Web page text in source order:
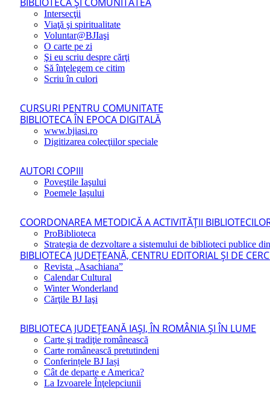
Intersecţii
Viaţă şi spiritualitate
Voluntar@BJIaşi
O carte pe zi
Şi eu scriu despre cărţi
Să înţelegem ce citim
Scriu în culori
CURSURI PENTRU COMUNITATE
BIBLIOTECA ÎN EPOCA DIGITALĂ
www.bjiasi.ro
Digitizarea colecţiilor speciale
AUTORI COPIII
Poveştile Iaşului
Poemele Iaşului
COORDONAREA METODICĂ A ACTIVITĂŢII
ProBiblioteca
Strategia de dezvoltare a sistemului de biblioteci publice
BIBLIOTECA JUDEŢEANĂ, CENTRU EDITORIAL ŞI DE
Revista „Asachiana”
Calendar Cultural
Winter Wonderland
Cărţile BJ Iaşi
BIBLIOTECA JUDEŢEANĂ IAŞI, ÎN ROMÂNIA ŞI ÎN LUME
Carte şi tradiţie românească
Carte românească pretutindeni
Conferințele BJ Iași
Cât de departe e America?
La Izvoarele Înţelepciunii